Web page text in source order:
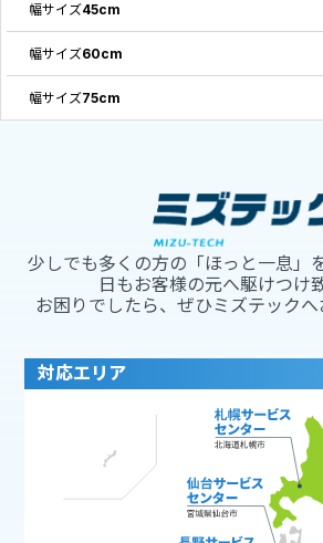
幅サイズ45cm
幅サイズ60cm
幅サイズ75cm
少しでも多くの方の「ほっと一息」
日もお客様の元へ駆けつけ
お困りでしたら、ぜひミズテックへ
対応エリア